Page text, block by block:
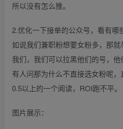
所以没有怎么推。
2.优化一下接单的公众号，看有哪
如说我们兼职粉想要女粉多，那
我们，我们可以拉黑他们的号，
有人问那为什么不直接选女粉呢
0.5以上的一个阅读，ROI跑不平。
图片展示：